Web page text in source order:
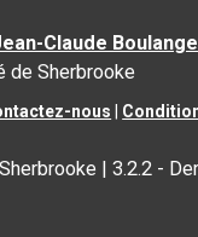
Claude
de Sherbrooke
nous
|3.2.2 -